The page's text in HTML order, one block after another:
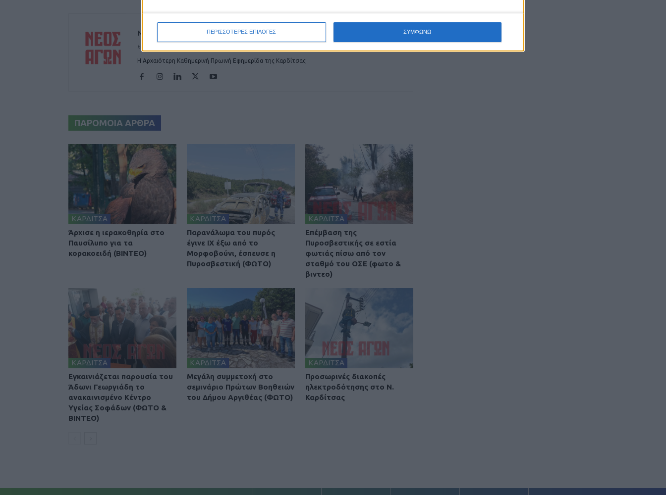
ΠΕΡΙΣΣΟΤΕΡΕΣ ΕΠΙΛΟΓΕΣ ΣΥΜΦΩΝΩ
ΝΕΟΣ ΑΓΩΝ
https://neosagon.gr
Η Αρχαιότερη Καθημερινή Πρωινή Εφημερίδα της Καρδίτσας
ΠΑΡΟΜΟΙΑ ΑΡΘΡΑ
ΚΑΡΔΙΤΣΑ
Άρχισε η ιερακοθηρία στο
Παυσίλυπο για τα
κορακοειδή (ΒΙΝΤΕΟ)
ΚΑΡΔΙΤΣΑ
Παρανάλωμα του πυρός
έγινε ΙΧ έξω από το
Μορφοβούνι, έσπευσε η
Πυροσβεστική (ΦΩΤΟ)
ΚΑΡΔΙΤΣΑ
Επέμβαση της
Πυροσβεστικής σε εστία
φωτιάς πίσω από τον
σταθμό του ΟΣΕ (φωτο &
βιντεο)
ΚΑΡΔΙΤΣΑ
Εγκαινιάζεται παρουσία του
Άδωνι Γεωργιάδη το
ανακαινισμένο Κέντρο
Υγείας Σοφάδων (ΦΩΤΟ &
ΒΙΝΤΕΟ)
ΚΑΡΔΙΤΣΑ
Μεγάλη συμμετοχή στο
σεμινάριο Πρώτων Βοηθειών
του Δήμου Αργιθέας (ΦΩΤΟ)
ΚΑΡΔΙΤΣΑ
Προσωρινές διακοπές
ηλεκτροδότησης στο Ν.
Καρδίτσας